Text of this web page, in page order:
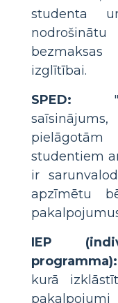
studenta
izglītībai.
SPED:
studentiem
ir
apzīmētu
IEP
programma):
kurā